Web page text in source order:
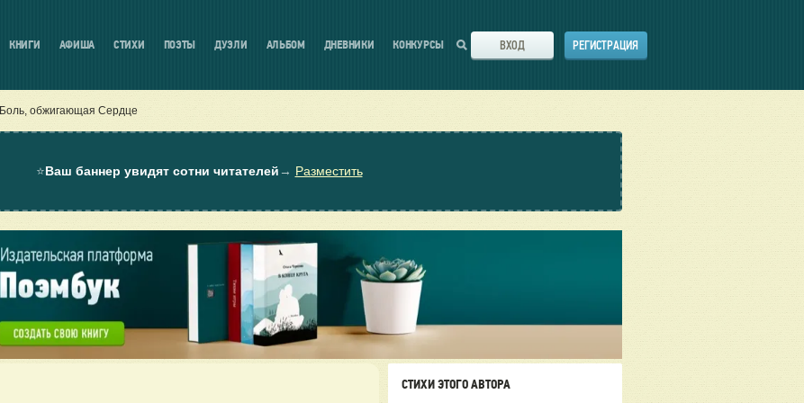
КНИГИ АФИША СТИХИ ПОЭТЫ ДУЭЛИ АЛЬБОМ ДНЕВНИКИ КОНКУРСЫ ВХОД РЕГИСТРАЦИЯ
Боль, обжигающая Сердце
⭐Ваш баннер увидят сотни читателей → Разместить
СТИХИ ЭТОГО АВТОРА